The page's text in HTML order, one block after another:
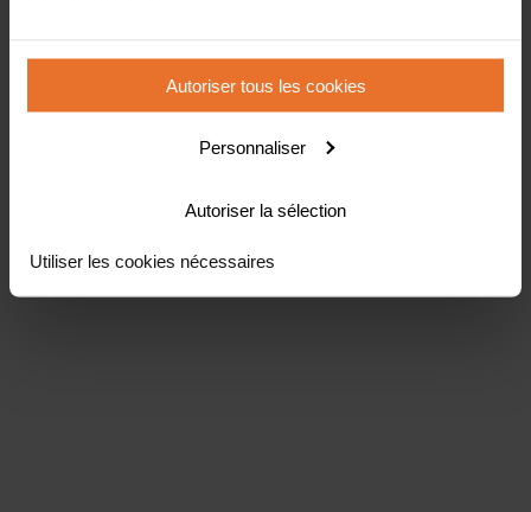
Autoriser tous les cookies
Personnaliser
Autoriser la sélection
Utiliser les cookies nécessaires